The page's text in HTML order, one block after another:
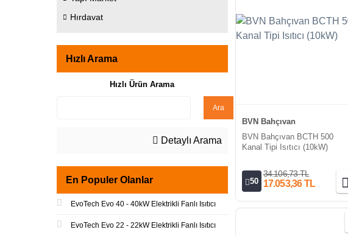
Hırdavat
Hızlı Arama
Hızlı Ürün Arama
Ara
Detaylı Arama
En Populer Olanlar
EvoTech Evo 40 - 40kW Elektrikli Fanlı Isıtıcı
EvoTech Evo 22 - 22kW Elektrikli Fanlı Isıtıcı
BVN Bahçıvan
BVN Bahçıvan BCTH 500
Kanal Tipi Isıtıcı (10kW)
50
34.106,73 TL
17.053,36 TL